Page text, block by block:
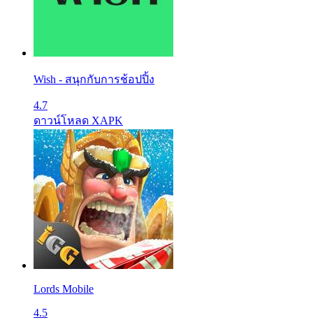
Wish - สนุกกับการช้อปปิ้ง
4.7
ดาวน์โหลด XAPK
Lords Mobile
4.5